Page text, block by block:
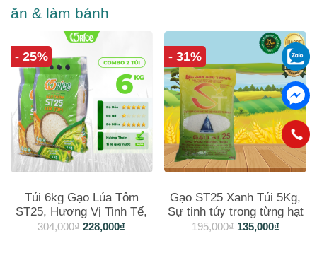
ăn & làm bánh
- 25%
Túi 6kg Gạo Lúa Tôm
ST25, Hương Vị Tinh Tế,
Tiện Lợi Cho Mọi Bữa
304,000₫ 228,000₫
- 31%
Gạo ST25 Xanh Túi 5Kg,
Sự tinh túy trong từng hạt
gạo
195,000₫ 135,000₫